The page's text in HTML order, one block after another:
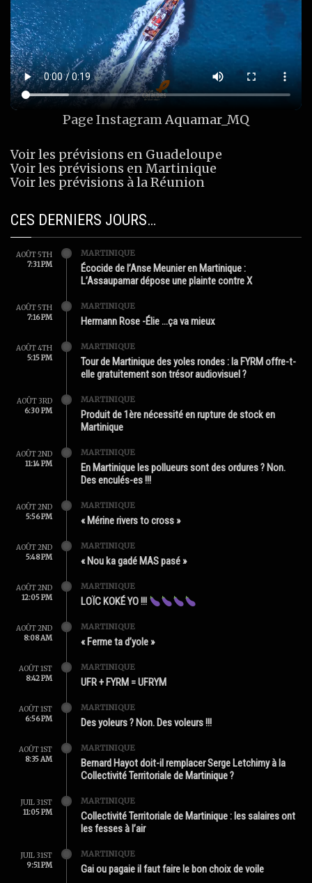
Page InstagramAquamar_MQ
Voir les prévisions en Guadeloupe
Voir les prévisions en Martinique
Voir les prévisions à la Réunion
CES DERNIERS JOURS…
AOÛT 5TH
7:31 PM
MARTINIQUE
Écocide de l’Anse Meunier en Martinique :
L’Assaupamar dépose une plainte contre X
AOÛT 5TH
7:16 PM
MARTINIQUE
Hermann Rose -Élie …ça va mieux
AOÛT 4TH
5:15 PM
MARTINIQUE
Tour de Martinique des yoles rondes : la FYRM offre-t-
elle gratuitement son trésor audiovisuel ?
AOÛT 3RD
6:30 PM
MARTINIQUE
Produit de 1ère nécessité en rupture de stock en
Martinique
AOÛT 2ND
11:14 PM
MARTINIQUE
En Martinique les pollueurs sont des ordures ? Non.
Des enculés-es !!!
AOÛT 2ND
5:56 PM
MARTINIQUE
« Mérine rivers to cross »
AOÛT 2ND
5:48 PM
MARTINIQUE
« Nou ka gadé MAS pasé »
AOÛT 2ND
12:05 PM
MARTINIQUE
LOÏC KOKÉ YO !!!
AOÛT 2ND
8:08 AM
MARTINIQUE
« Ferme ta d’yole »
AOÛT 1ST
8:42 PM
MARTINIQUE
UFR + FYRM = UFRYM
AOÛT 1ST
6:56 PM
MARTINIQUE
Des yoleurs ? Non. Des voleurs !!!
AOÛT 1ST
8:35 AM
MARTINIQUE
Bernard Hayot doit-il remplacer Serge Letchimy à la
Collectivité Territoriale de Martinique ?
JUIL 31ST
11:05 PM
MARTINIQUE
Collectivité Territoriale de Martinique : les salaires ont
les fesses à l’air
JUIL 31ST
9:51 PM
MARTINIQUE
Gai ou pagaie il faut faire le bon choix de voile